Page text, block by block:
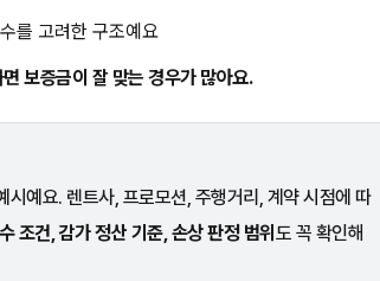
를 고려한 구조예요
보증금이 잘 맞는 경우가 많아요.
예요. 렌트사, 프로모션, 주행거리, 계약 시점에 따
조건, 감가 정산 기준, 손상 판정 범위 도 꼭 확인해